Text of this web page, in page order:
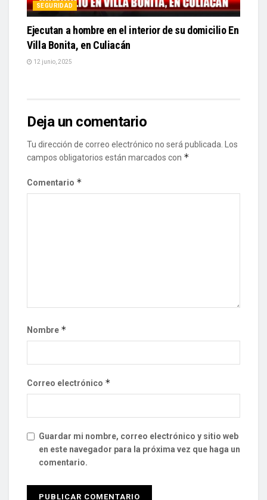
SEGURIDAD
Ejecutan a hombre en el interior de su domicilio En
Villa Bonita, en Culiacán
12 junio, 2025
Deja un comentario
Tu dirección de correo electrónico no será publicada.
Los
campos obligatorios están marcados con *
Comentario *
Nombre *
Correo electrónico *
Guardar mi nombre, correo electrónico y sitio web
en este navegador para la próxima vez que haga un
comentario.